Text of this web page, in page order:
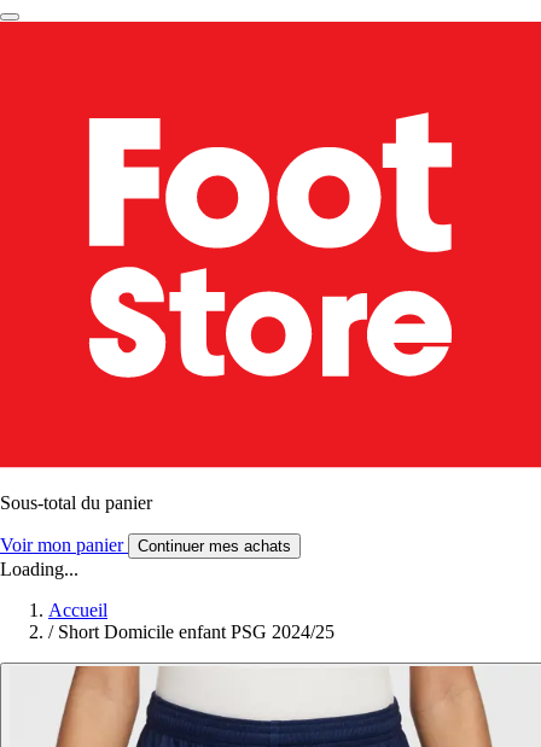
Sous-total du panier
Voir mon panier Continuer mes achats
Loading...
Accueil
/ Short Domicile enfant PSG 2024/25